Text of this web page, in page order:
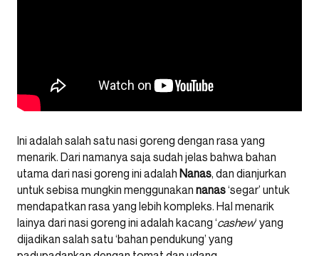
Ini adalah salah satu nasi goreng dengan rasa yang
menarik. Dari namanya saja sudah jelas bahwa bahan
utama dari nasi goreng ini adalah Nanas, dan dianjurkan
untuk sebisa mungkin menggunakan nanas‘segar’ untuk
mendapatkan rasa yang lebih kompleks. Hal menarik
lainya dari nasi goreng ini adalah kacang ‘cashew‘ yang
dijadikan salah satu ‘bahan pendukung’ yang